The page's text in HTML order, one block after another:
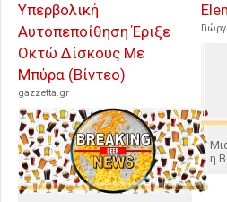
Υπερβολική
Αυτοπεποίθηση Έριξε
Οκτώ Δίσκους Με
Μπύρα (Βίντεο)
gazzetta.gr
η